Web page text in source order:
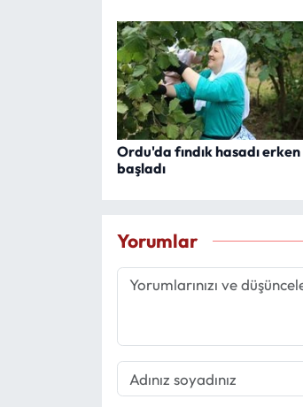
Ordu'da fındık hasadı erken
başladı
Yorumlar